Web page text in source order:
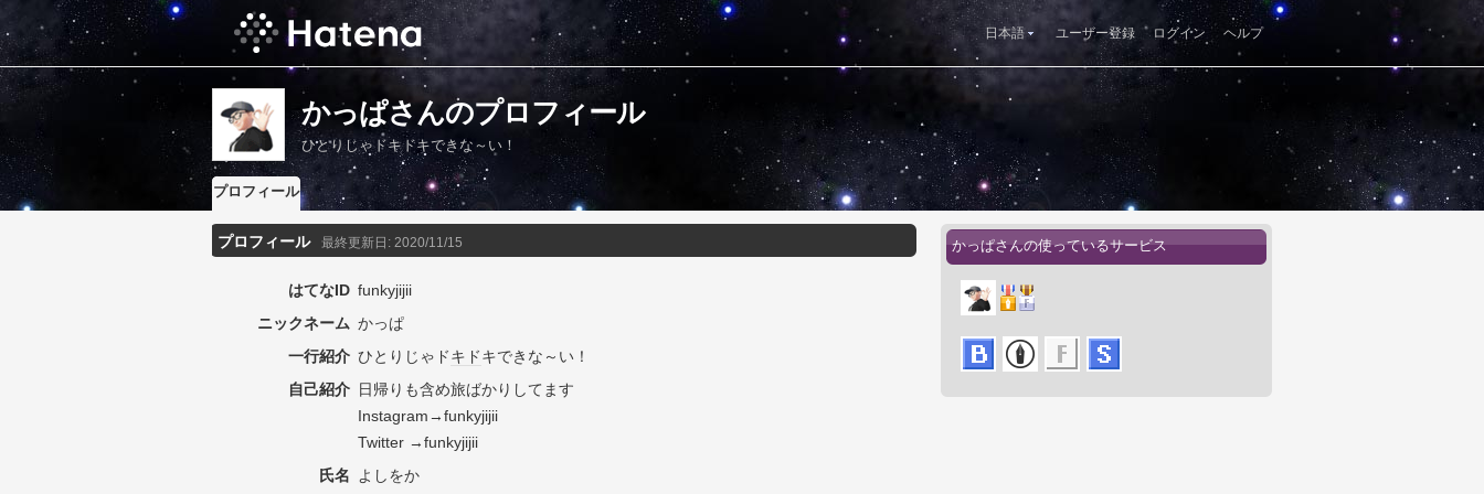
日本語 ユーザー登録 ログイン ヘルプ
かっぱさんのプロフィール
ひとりじゃドキドキできな～い！
プロフィール
プロフィール 最終更新日: 2020/11/15
はてなID funkyjijii
ニックネーム かっぱ
一行紹介 ひとりじゃドキドキできな～い！
自己紹介 日帰りも含め旅ばかりしてます
Instagram→funkyjijii
Twitter →funkyjijii
氏名 よしをか
かっぱさんの使っているサービス